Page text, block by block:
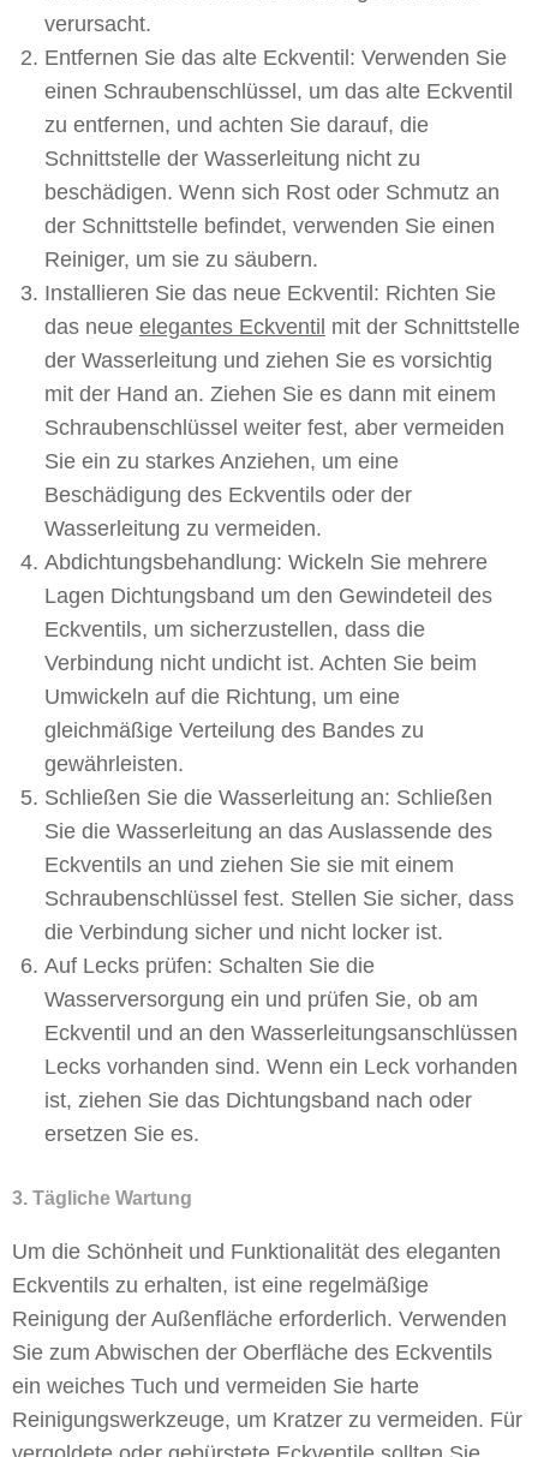
verursacht.
Entfernen Sie das alte Eckventil: Verwenden Sie
einen Schraubenschlüssel, um das alte Eckventil
zu entfernen, und achten Sie darauf, die
Schnittstelle der Wasserleitung nicht zu
beschädigen. Wenn sich Rost oder Schmutz an
der Schnittstelle befindet, verwenden Sie einen
Reiniger, um sie zu säubern.
Installieren Sie das neue Eckventil: Richten Sie
das neue elegantes Eckventil mit der Schnittstelle
der Wasserleitung und ziehen Sie es vorsichtig
mit der Hand an. Ziehen Sie es dann mit einem
Schraubenschlüssel weiter fest, aber vermeiden
Sie ein zu starkes Anziehen, um eine
Beschädigung des Eckventils oder der
Wasserleitung zu vermeiden.
Abdichtungsbehandlung: Wickeln Sie mehrere
Lagen Dichtungsband um den Gewindeteil des
Eckventils, um sicherzustellen, dass die
Verbindung nicht undicht ist. Achten Sie beim
Umwickeln auf die Richtung, um eine
gleichmäßige Verteilung des Bandes zu
gewährleisten.
Schließen Sie die Wasserleitung an: Schließen
Sie die Wasserleitung an das Auslassende des
Eckventils an und ziehen Sie sie mit einem
Schraubenschlüssel fest. Stellen Sie sicher, dass
die Verbindung sicher und nicht locker ist.
Auf Lecks prüfen: Schalten Sie die
Wasserversorgung ein und prüfen Sie, ob am
Eckventil und an den Wasserleitungsanschlüssen
Lecks vorhanden sind. Wenn ein Leck vorhanden
ist, ziehen Sie das Dichtungsband nach oder
ersetzen Sie es.
3. Tägliche Wartung
Um die Schönheit und Funktionalität des eleganten
Eckventils zu erhalten, ist eine regelmäßige
Reinigung der Außenfläche erforderlich. Verwenden
Sie zum Abwischen der Oberfläche des Eckventils
ein weiches Tuch und vermeiden Sie harte
Reinigungswerkzeuge, um Kratzer zu vermeiden. Für